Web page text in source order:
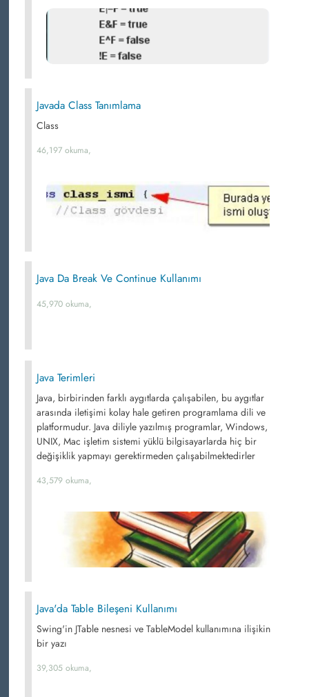
Javada Class Tanımlama
Class
46,197 okuma,
Java Da Break Ve Continue Kullanımı
45,970 okuma,
Java Terimleri
Java, birbirinden farklı aygıtlarda çalışabilen, bu aygıtlar
arasında iletişimi kolay hale getiren programlama dili ve
platformudur. Java diliyle yazılmış programlar, Windows,
UNIX, Mac işletim sistemi yüklü bilgisayarlarda hiç bir
değişiklik yapmayı gerektirmeden çalışabilmektedirler
43,579 okuma,
Java'da Table Bileşeni Kullanımı
Swing'in JTable nesnesi ve TableModel kullanımına ilişikin
bir yazı
39,305 okuma,